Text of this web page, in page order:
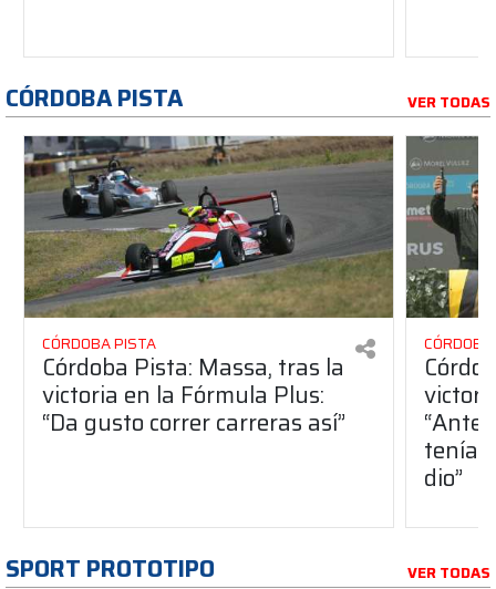
CÓRDOBA PISTA VER TODAS
CÓRDOBA PISTA
Córdoba Pista: Massa, tras la
victoria en la Fórmula Plus:
“Da gusto correr carreras así”
dio”
SPORT PROTOTIPO VER TODAS